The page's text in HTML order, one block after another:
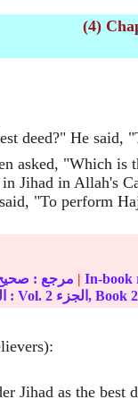
(4)
asked, "Which is
Jihad in Allah's
"To perform
مرجع : |
الترجمة على الإنترنت : Vol. 2 الجزء, Book